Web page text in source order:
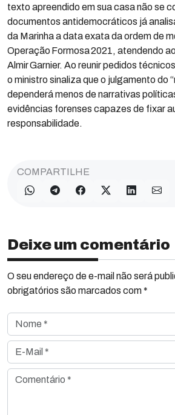
texto apreendido em sua casa não se
documentos antidemocráticos já
da Marinha a data exata da ordem de
Operação Formosa 2021, atendendo
Almir Garnier. Ao reunir pedidos
o ministro sinaliza que o julgamento do
dependerá menos de narrativas
evidências forenses capazes de fixar
responsabilidade.
COMPARTILHE
Deixe um comentário
O seu endereço de e-mail não será
obrigatórios são marcados com *
Nome *
E-Mail *
Comentário *